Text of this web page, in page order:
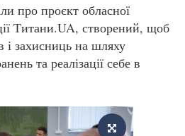
про проєкт обласної
Титани.UA, створений, щоб
і захисниць на шляху
та реалізації себе в